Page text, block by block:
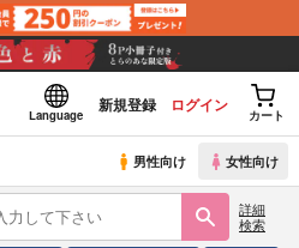
Language
新規登録 ログイン
カート
男性向け 女性向け
詳細
検索